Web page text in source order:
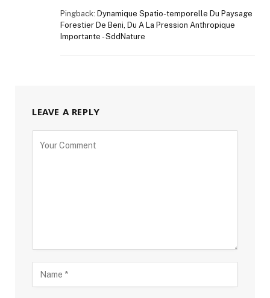
Pingback: Dynamique Spatio-temporelle Du Paysage
Forestier De Beni, Du A La Pression Anthropique
Importante - SddNature
LEAVE A REPLY